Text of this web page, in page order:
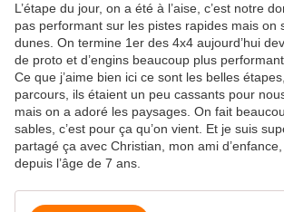
L’étape du jour, on a été à l’aise, c’est notre
pas performant sur les pistes rapides mais on
dunes. On termine 1er des 4x4 aujourd’hui
de proto et d’engins beaucoup plus
Ce que j’aime bien ici ce sont les belles
parcours, ils étaient un peu cassants pour
mais on a adoré les paysages. On fait
sables, c’est pour ça qu’on vient. Et je suis
partagé ça avec Christian, mon ami
depuis l’âge de 7 ans.